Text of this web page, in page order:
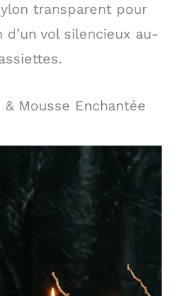
transparent pour
d’un vol silencieux au-
Mousse Enchantée